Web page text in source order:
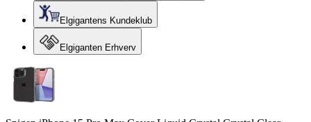
Elgigantens Kundeklub
Elgiganten Erhverv